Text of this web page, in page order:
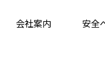
会社案内 安全